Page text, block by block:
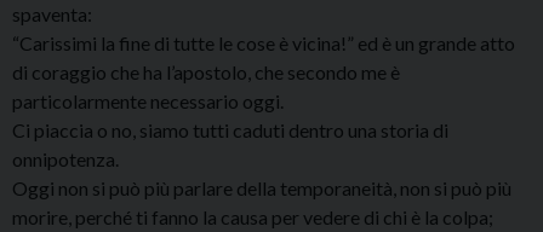
spaventa:
“Carissimi la fine di tutte le cose è vicina!” ed è un grande atto
di coraggio che ha l’apostolo, che secondo me è
particolarmente necessario oggi.
Ci piaccia o no, siamo tutti caduti dentro una storia di
onnipotenza.
Oggi non si può più parlare della temporaneità, non si può più
morire, perché ti fanno la causa per vedere di chi è la colpa;